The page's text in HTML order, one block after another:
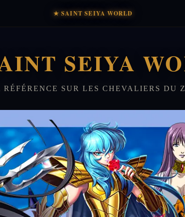
★ SAINT SEIYA WORLD
SEIYA
RÉFÉRENCE SUR LES CHEVALIERS DU